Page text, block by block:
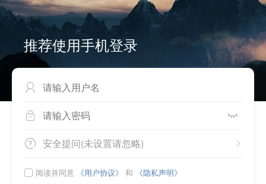
推荐使用手机登录

 
 
安全提问(未设置请忽略)
 阅读并同意 《用户协议》 和 《隐私声明》